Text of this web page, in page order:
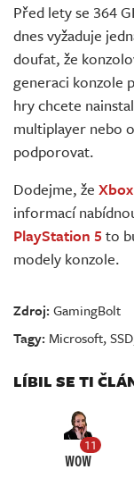
Před lety se 364
dnes vyžaduje
doufat, že
generaci konzole
hry chcete
multiplayer nebo
podporovat.
Dodejme, že
informací
PlayStation 5 to
modely konzole.
Zdroj:GamingBolt
Tagy: Microsoft,SSD
LÍBIL SE TI
11
WOW